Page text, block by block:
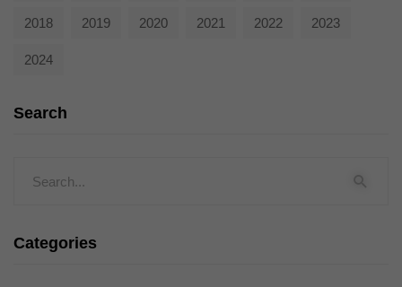
2018 2019 2020 2021 2022 2023
2024
Search
Categories